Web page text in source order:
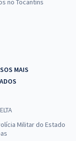
no Tocantins
MAIS
Militar do Estado